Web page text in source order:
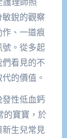
銳的觀察
、一道痕
。從多起
看見的不
的價值。
性低血鈣
的寶寶，於
生兒常見